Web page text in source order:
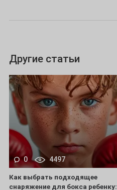
Другие статьи
0 4497
Как выбрать подходящее
снаряжение для бокса ребенку: